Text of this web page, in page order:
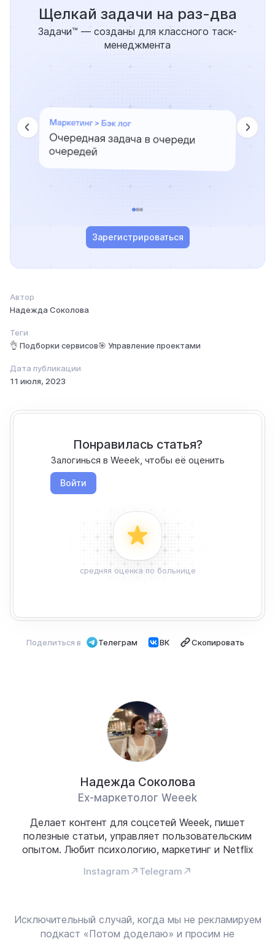
Щелкай задачи на раз-два
Задачи™ — созданы для классного таск-
менеджмента
Зарегистрироваться
Автор
Надежда Соколова
Теги
👌 Подборки сервисов🎯 Управление проектами
Дата публикации
11 июля, 2023
средняя оценка по больнице
Понравилась статья?
Залогинься в Weeek, чтобы её оценить
Войти
Поделиться в Телеграм ВК Скопировать
Надежда Соколова
Ex-маркетолог Weeek
Делает контент для соцсетей Weeek, пишет
полезные статьи, управляет пользовательским
опытом. Любит психологию, маркетинг и Netflix
Instagram Telegram
Исключительный случай, когда мы не рекламируем
подкаст «Потом доделаю» и просим не